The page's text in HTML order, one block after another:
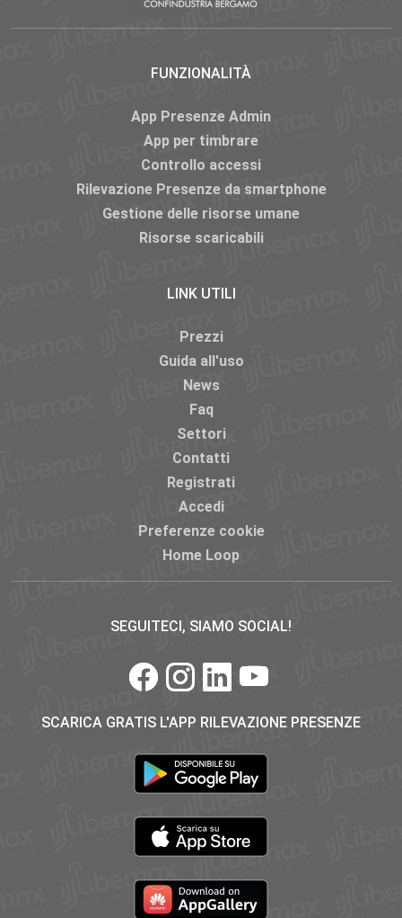
FUNZIONALITÀ
App Presenze Admin
App per timbrare
Controllo accessi
Rilevazione Presenze da smartphone
Gestione delle risorse umane
Risorse scaricabili
LINK UTILI
Prezzi
Guida all'uso
News
Faq
Settori
Contatti
Registrati
Accedi
Preferenze cookie
Home Loop
SEGUITECI, SIAMO SOCIAL!
SCARICA GRATIS L'APP RILEVAZIONE PRESENZE